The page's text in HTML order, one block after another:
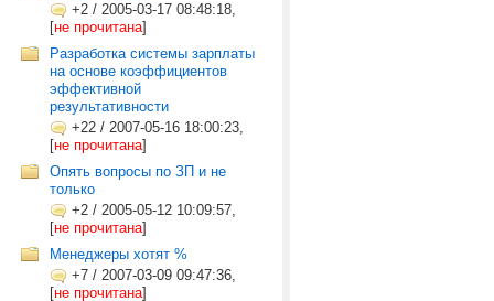
+2 / 2005-03-17 08:48:18,
[не прочитана]
Разработка системы зарплаты
на основе коэффициентов
эффективной
результативности
+22 / 2007-05-16 18:00:23,
[не прочитана]
Опять вопросы по ЗП и не
только
+2 / 2005-05-12 10:09:57,
[не прочитана]
Менеджеры хотят %
+7 / 2007-03-09 09:47:36,
[не прочитана]